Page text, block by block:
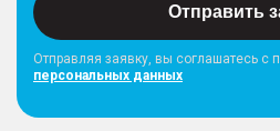
Отправить
Отправляя заявку, вы соглашатесь с
персональных данных